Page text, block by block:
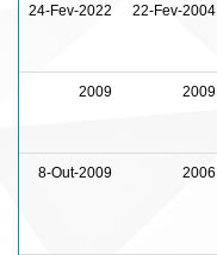
24-Fev-2022 22-Fev-2004
2009 2009
8-Out-2009 2006